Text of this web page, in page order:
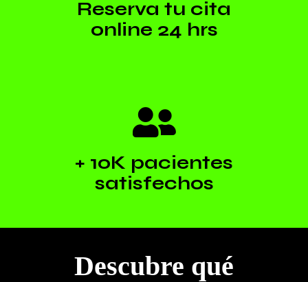
Reserva tu cita
online 24 hrs
+ 10K pacientes
satisfechos
Descubre qué